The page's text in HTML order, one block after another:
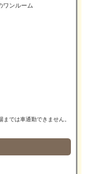
ワンルーム
では車通勤できません。